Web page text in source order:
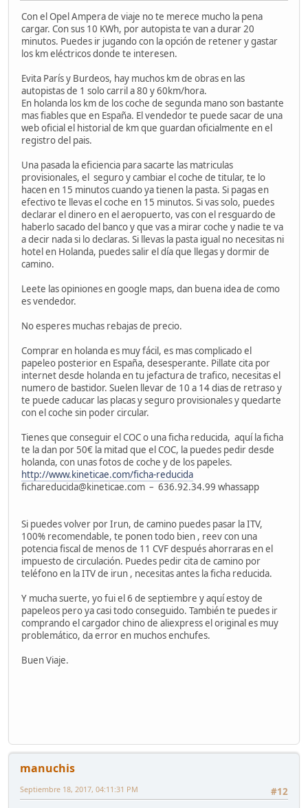
Con el Opel Ampera de viaje no te merece mucho la pena
cargar. Con sus 10 KWh, por autopista te van a durar 20
minutos. Puedes ir jugando con la opción de retener y gastar
los km eléctricos donde te interesen.
Evita París y Burdeos, hay muchos km de obras en las
autopistas de 1 solo carril a 80 y 60km/hora.
En holanda los km de los coche de segunda mano son bastante
mas fiables que en España. El vendedor te puede sacar de una
web oficial el historial de km que guardan oficialmente en el
registro del pais.
Una pasada la eficiencia para sacarte las matriculas
provisionales, el seguro y cambiar el coche de titular, te lo
hacen en 15 minutos cuando ya tienen la pasta. Si pagas en
efectivo te llevas el coche en 15 minutos. Si vas solo, puedes
declarar el dinero en el aeropuerto, vas con el resguardo de
haberlo sacado del banco y que vas a mirar coche y nadie te va
a decir nada si lo declaras. Si llevas la pasta igual no necesitas ni
hotel en Holanda, puedes salir el día que llegas y dormir de
camino.
Leete las opiniones en google maps, dan buena idea de como
es vendedor.
No esperes muchas rebajas de precio.
Comprar en holanda es muy fácil, es mas complicado el
papeleo posterior en España, desesperante. Pillate cita por
internet desde holanda en tu jefactura de trafico, necesitas el
numero de bastidor. Suelen llevar de 10 a 14 dias de retraso y
te puede caducar las placas y seguro provisionales y quedarte
con el coche sin poder circular.
Tienes que conseguir el COC o una ficha reducida, aquí la ficha
te la dan por 50€ la mitad que el COC, la puedes pedir desde
holanda, con unas fotos de coche y de los papeles.
http://www.kineticae.com/ficha-reducida
fichareducida@kineticae.com – 636.92.34.99 whassapp
Si puedes volver por Irun, de camino puedes pasar la ITV,
100% recomendable, te ponen todo bien , reev con una
potencia fiscal de menos de 11 CVF después ahorraras en el
impuesto de circulación. Puedes pedir cita de camino por
teléfono en la ITV de irun , necesitas antes la ficha reducida.
Y mucha suerte, yo fui el 6 de septiembre y aquí estoy de
papeleos pero ya casi todo conseguido. También te puedes ir
comprando el cargador chino de aliexpress el original es muy
problemático, da error en muchos enchufes.
Buen Viaje.
manuchis
#12
Septiembre 18, 2017, 04:11:31 PM